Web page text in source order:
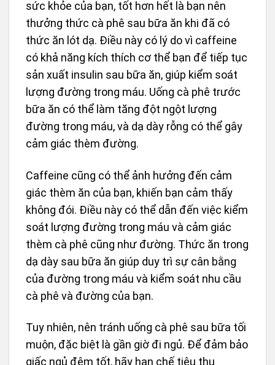
sức khỏe của bạn, tốt hơn hết là bạn nên
thưởng thức cà phê sau bữa ăn khi đã có
thức ăn lót dạ. Điều này có lý do vì caffeine
có khả năng kích thích cơ thể bạn để tiếp tục
sản xuất insulin sau bữa ăn, giúp kiểm soát
lượng đường trong máu. Uống cà phê trước
bữa ăn có thể làm tăng đột ngột lượng
đường trong máu, và dạ dày rỗng có thể gây
cảm giác thèm đường.
Caffeine cũng có thể ảnh hưởng đến cảm
giác thèm ăn của bạn, khiến bạn cảm thấy
không đói. Điều này có thể dẫn đến việc kiểm
soát lượng đường trong máu và cảm giác
thèm cà phê cũng như đường. Thức ăn trong
dạ dày sau bữa ăn giúp duy trì sự cân bằng
của đường trong máu và kiểm soát nhu cầu
cà phê và đường của bạn.
Tuy nhiên, nên tránh uống cà phê sau bữa tối
muộn, đặc biệt là gần giờ đi ngủ. Để đảm bảo
giấc ngủ đêm tốt, hãy hạn chế tiêu thụ